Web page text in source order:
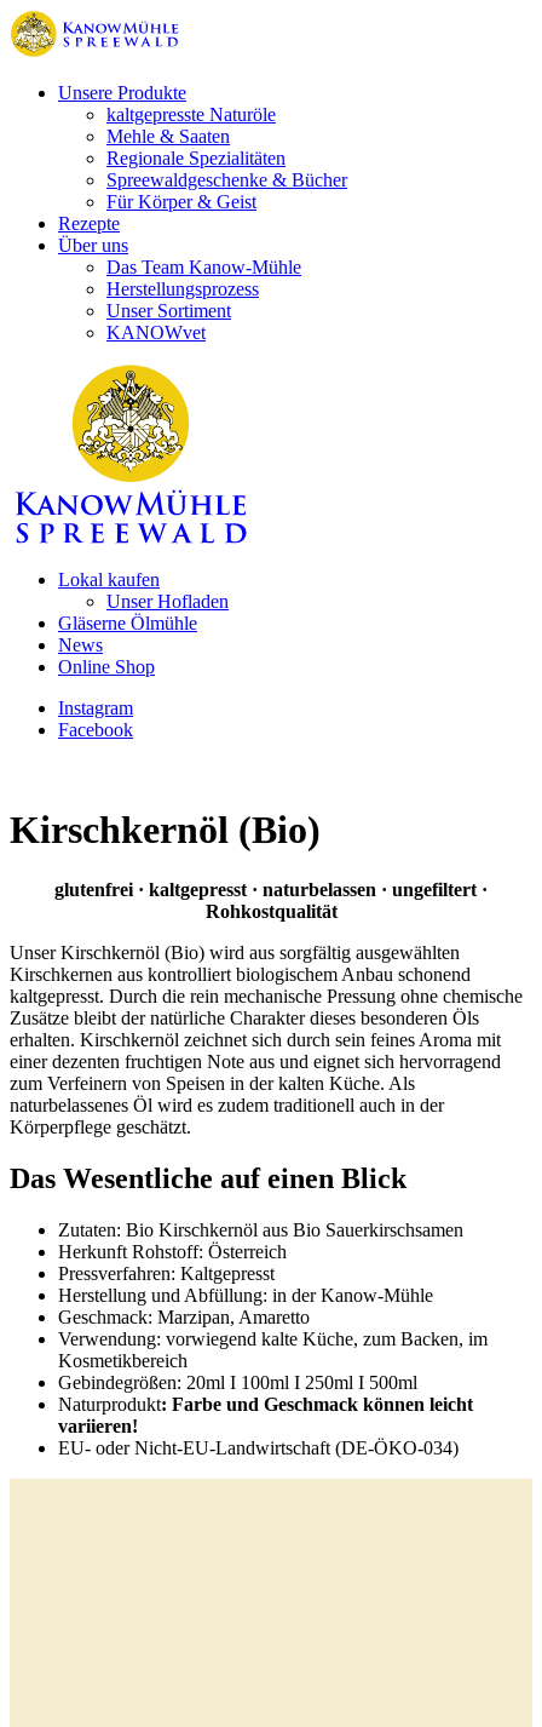
Unsere Produkte
kaltgepresste Naturöle
Mehle & Saaten
Regionale Spezialitäten
Spreewaldgeschenke & Bücher
Für Körper & Geist
Rezepte
Über uns
Das Team Kanow-Mühle
Herstellungsprozess
Unser Sortiment
KANOWvet
Lokal kaufen
Unser Hofladen
Gläserne Ölmühle
News
Online Shop
Instagram
Facebook
Kirschkernöl (Bio)
glutenfrei · kaltgepresst · naturbelassen · ungefiltert ·
Rohkostqualität
Unser Kirschkernöl (Bio) wird aus sorgfältig ausgewählten
Kirschkernen aus kontrolliert biologischem Anbau schonend
kaltgepresst. Durch die rein mechanische Pressung ohne chemische
Zusätze bleibt der natürliche Charakter dieses besonderen Öls
erhalten. Kirschkernöl zeichnet sich durch sein feines Aroma mit
einer dezenten fruchtigen Note aus und eignet sich hervorragend
zum Verfeinern von Speisen in der kalten Küche. Als
naturbelassenes Öl wird es zudem traditionell auch in der
Körperpflege geschätzt.
Das Wesentliche auf einen Blick
Zutaten: Bio Kirschkernöl aus Bio Sauerkirschsamen
Herkunft Rohstoff: Österreich
Pressverfahren: Kaltgepresst
Herstellung und Abfüllung: in der Kanow-Mühle
Geschmack: Marzipan, Amaretto
Verwendung: vorwiegend kalte Küche, zum Backen, im
Kosmetikbereich
Gebindegrößen: 20ml I 100ml I 250ml I 500ml
Naturprodukt: Farbe und Geschmack können leicht
variieren!
EU- oder Nicht-EU-Landwirtschaft (DE-ÖKO-034)